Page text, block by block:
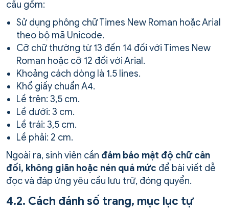
cầu gồm:
Sử dụng phông chữ Times New Roman hoặc Arial
theo bộ mã Unicode.
Cỡ chữ thường từ 13 đến 14 đối với Times New
Roman hoặc cỡ 12 đối với Arial.
Khoảng cách dòng là 1.5 lines.
Khổ giấy chuẩn A4.
Lề trên: 3,5 cm.
Lề dưới: 3 cm.
Lề trái: 3,5 cm.
Lề phải: 2 cm.
Ngoài ra, sinh viên cần đảm bảo mật độ chữ cân
đối, không giãn hoặc nén quá mức để bài viết dễ
đọc và đáp ứng yêu cầu lưu trữ, đóng quyển.
4.2. Cách đánh số trang, mục lục tự